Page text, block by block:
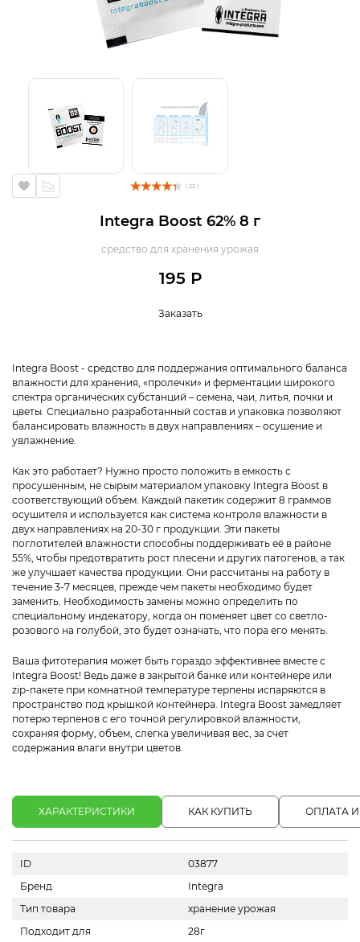
( 22 )
Integra Boost 62% 8 г
средство для хранения урожая
195 Р
Заказать
Integra Boost - средство для поддержания оптимального баланса
влажности для хранения, «пролечки» и ферментации широкого
спектра органических субстанций – семена, чаи, литья, почки и
цветы. Специально разработанный состав и упаковка позволяют
балансировать влажность в двух направлениях – осушение и
увлажнение.
Как это работает? Нужно просто положить в емкость с
просушенным, не сырым материалом упаковку Integra Boost в
соответствующий объем. Каждый пакетик содержит 8 граммов
осушителя и используется как система контроля влажности в
двух направлениях на 20-30 г продукции. Эти пакеты
поглотителей влажности способны поддерживать её в районе
55%, чтобы предотвратить рост плесени и других патогенов, а так
же улучшает качества продукции. Они рассчитаны на работу в
течение 3-7 месяцев, прежде чем пакеты необходимо будет
заменить. Необходимость замены можно определить по
специальному индекатору, когда он поменяет цвет со светло-
розового на голубой, это будет означать, что пора его менять.
Ваша фитотерапия может быть гораздо эффективнее вместе с
Integra Boost! Ведь даже в закрытой банке или контейнере или
zip-пакете при комнатной температуре терпены испаряются в
пространство под крышкой контейнера. Integra Boost замедляет
потерю терпенов с его точной регулировкой влажности,
сохраняя форму, объем, слегка увеличивая вес, за счет
содержания влаги внутри цветов.
ХАРАКТЕРИСТИКИ КАК КУПИТЬ ОПЛАТА
ID
03877
Бренд
Integra
Тип товара
хранение урожая
Подходит для
28г